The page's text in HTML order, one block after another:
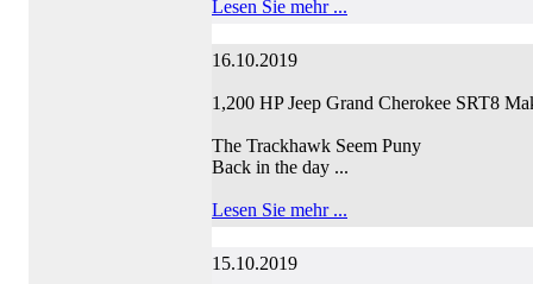
Lesen Sie mehr ...
16.10.2019
1,200 HP Jeep Grand Cherokee SRT8
The Trackhawk Seem Puny
Back in the day ...
Lesen Sie mehr ...
15.10.2019